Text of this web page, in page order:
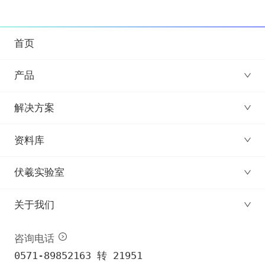
首页
产品
解决方案
资料库
伏羲实验室
关于我们
咨询电话
0571-89852163 转 21951